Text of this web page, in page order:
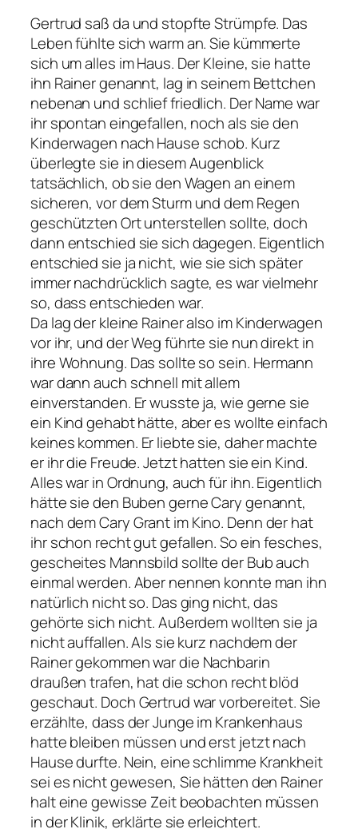
Gertrud saß da und stopfte Strümpfe. Das
Leben fühlte sich warm an. Sie kümmerte
sich um alles im Haus. Der Kleine, sie hatte
ihn Rainer genannt, lag in seinem Bettchen
nebenan und schlief friedlich. Der Name war
ihr spontan eingefallen, noch als sie den
Kinderwagen nach Hause schob. Kurz
überlegte sie in diesem Augenblick
tatsächlich, ob sie den Wagen an einem
sicheren, vor dem Sturm und dem Regen
geschützten Ort unterstellen sollte, doch
dann entschied sie sich dagegen. Eigentlich
entschied sie ja nicht, wie sie sich später
immer nachdrücklich sagte, es war vielmehr
so, dass entschieden war.
Da lag der kleine Rainer also im Kinderwagen
vor ihr, und der Weg führte sie nun direkt in
ihre Wohnung. Das sollte so sein. Hermann
war dann auch schnell mit allem
einverstanden. Er wusste ja, wie gerne sie
ein Kind gehabt hätte, aber es wollte einfach
keines kommen. Er liebte sie, daher machte
er ihr die Freude. Jetzt hatten sie ein Kind.
Alles war in Ordnung, auch für ihn. Eigentlich
hätte sie den Buben gerne Cary genannt,
nach dem Cary Grant im Kino. Denn der hat
ihr schon recht gut gefallen. So ein fesches,
gescheites Mannsbild sollte der Bub auch
einmal werden. Aber nennen konnte man ihn
natürlich nicht so. Das ging nicht, das
gehörte sich nicht. Außerdem wollten sie ja
nicht auffallen. Als sie kurz nachdem der
Rainer gekommen war die Nachbarin
draußen trafen, hat die schon recht blöd
geschaut. Doch Gertrud war vorbereitet. Sie
erzählte, dass der Junge im Krankenhaus
hatte bleiben müssen und erst jetzt nach
Hause durfte. Nein, eine schlimme Krankheit
sei es nicht gewesen, Sie hätten den Rainer
halt eine gewisse Zeit beobachten müssen
in der Klinik, erklärte sie erleichtert.